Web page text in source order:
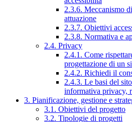
2.3.6. Meccanismo
attuazione
2.3.7. Obiettivi
2.3.8. Normativa e
2.4. Privacy
2.4.1. Come
progettazione di un
2.4.2. Richiedi il
2.4.3. Le basi del
informativa privacy,
3. Pianificazione, gestione e
3.1. Obiettivi del progetto
3.2. Tipologie di progetti